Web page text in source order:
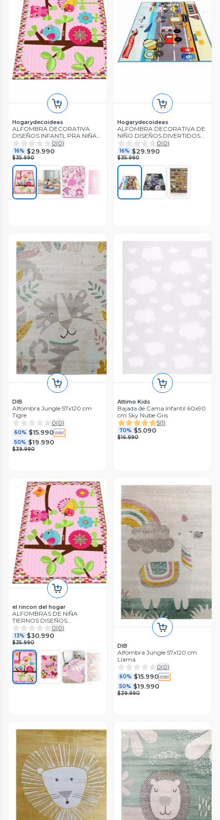
Hogarydecoideas
ALFOMBRA DECORATIVA
DISEÑOS INFANTL PRA NIÑAS
Y NIÑOS 120X160 CM WM
0(0)
16% $29.990
$35.990
Hogarydecoideas
ALFOMBRA DECORATIVA DE
NIÑO DISEÑOS DIVERTIDOS
120X180 CM WM
0(0)
16% $29.990
$35.990
DIB
Alfombra Jungle 57x120 cm
Tigre
0(0)
60% $15.990
50% $19.990
$39.990
Attimo Kids
Bajada de Cama Infantil 60x90
cm Sky Nube Gris
5(1)
70% $5.090
$16.990
el rincon del hogar
ALFOMBRAS DE NIÑA
TIERNOS DISEÑOS
DECORATIVO 120X160 CM
WM
0(0)
13% $30.990
$35.990 DIB
Alfombra Jungle 57x120 cm
Llama
0(0)
60% $15.990
50% $19.990
$39.990